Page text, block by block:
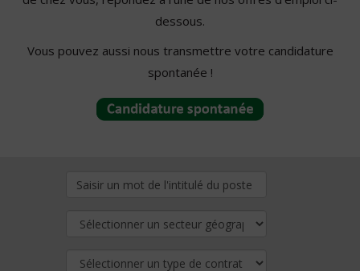
dessous.
Vous pouvez aussi nous transmettre votre candidature
spontanée !